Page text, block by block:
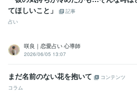
てほしいこと」
記事
占い
咲良｜恋愛占い 心導師
2026/06/05 13:07
まだ名前のない花を抱いて
コンテンツ
コラム